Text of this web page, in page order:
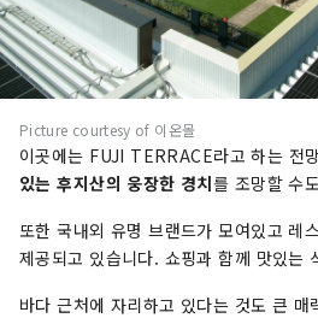
Picture courtesy of 이온몰
이곳에는 FUJI TERRACE라고 하는 전
있는 후지산의 웅장한 경치를 조망할 수
또한 국내외 유명 브랜드가 모여있고 레
제공되고 있습니다. 쇼핑과 함께 맛있는
바다 근처에 자리하고 있다는 것도 큰